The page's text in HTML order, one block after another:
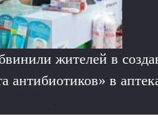
жителей в
антибиотиков» в